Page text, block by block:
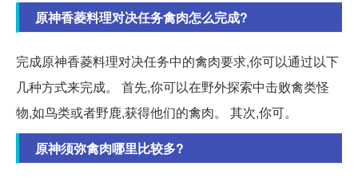
原神香菱料理对决任务禽肉怎么完成?
完成原神香菱料理对决任务中的禽肉要求,你可以通过以下
几种方式来完成。 首先,你可以在野外探索中击败禽类怪
物,如鸟类或者野鹿,获得他们的禽肉。 其次,你可。
原神须弥禽肉哪里比较多?